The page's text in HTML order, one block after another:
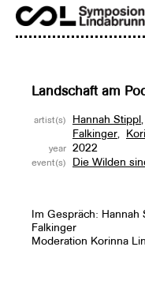
Landschaft am
artist(s) Hannah Stippl,
Falkinger,
year 2022
event(s) Die Wilden
Im Gespräch: Hannah
Falkinger
Moderation Korinna